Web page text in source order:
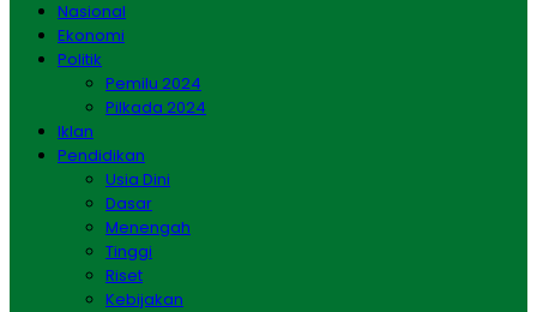
Nasional
Ekonomi
Politik
Pemilu 2024
Pilkada 2024
Iklan
Pendidikan
Usia Dini
Dasar
Menengah
Tinggi
Riset
Kebijakan